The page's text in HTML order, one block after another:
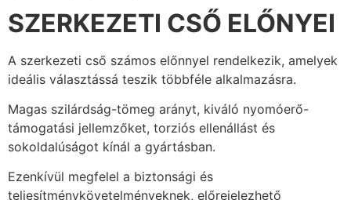
SZERKEZETI CSŐ ELŐNYEI
A szerkezeti cső számos előnnyel rendelkezik, amelyek
ideális választássá teszik többféle alkalmazásra.
Magas szilárdság-tömeg arányt, kiváló nyomóerő-
támogatási jellemzőket, torziós ellenállást és
sokoldalúságot kínál a gyártásban.
Ezenkívül megfelel a biztonsági és
teljesítménykövetelményeknek, előrejelezhető